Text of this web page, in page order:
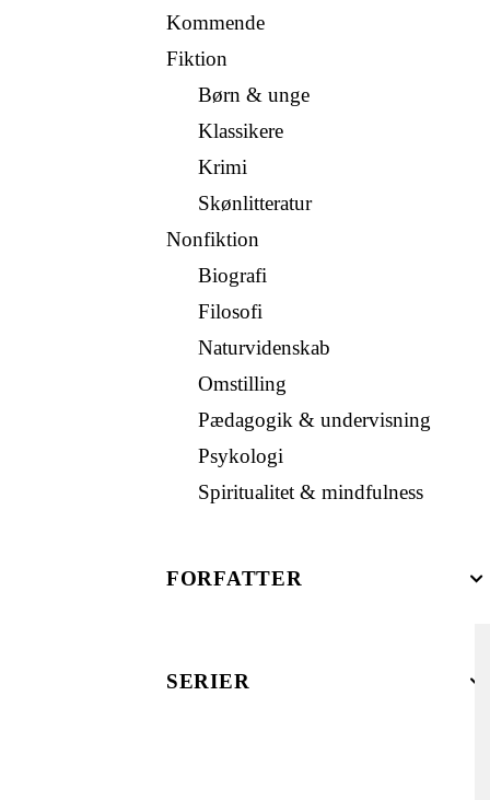
Kommende
Fiktion
Børn & unge
Klassikere
Krimi
Skønlitteratur
Nonfiktion
Biografi
Filosofi
Naturvidenskab
Omstilling
Pædagogik & undervisning
Psykologi
Spiritualitet & mindfulness
FORFATTER
SERIER